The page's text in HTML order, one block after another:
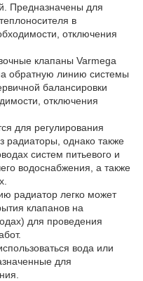
Предназначены для
в
отключения
клапаны Varmega
обратную линию системы
балансировки
отключения
для регулирования
радиаторы, однако также
систем питьевого и
водоснабжения, а также
радиатор легко может
клапанов на
для проведения
вода или
для